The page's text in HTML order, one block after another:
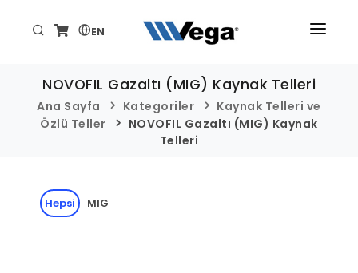
EN
ÜRÜNLER
HABER VE ETKİNLİKLER
NOVOFIL Gazaltı (MIG) Kaynak Telleri
Ana Sayfa Kategoriler
Kaynak Telleri ve
Özlü Teller
NOVOFIL Gazaltı (MIG) Kaynak
Telleri
Hepsi MIG